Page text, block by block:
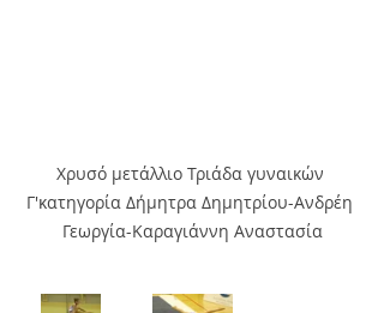
Χρυσό μετάλλιο Τριάδα γυναικών
Γ'κατηγορία Δήμητρα Δημητρίου-Ανδρέη
Γεωργία-Καραγιάννη Αναστασία